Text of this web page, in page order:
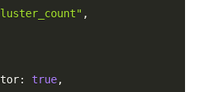
,
: true,